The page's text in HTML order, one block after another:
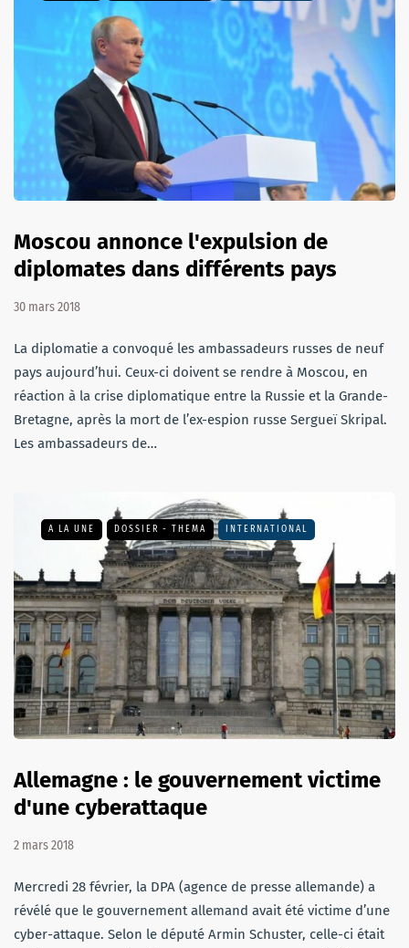
Moscou annonce l'expulsion de
diplomates dans différents pays
30 mars 2018
La diplomatie a convoqué les ambassadeurs russes de neuf
pays aujourd’hui. Ceux-ci doivent se rendre à Moscou, en
réaction à la crise diplomatique entre la Russie et la Grande-
Bretagne, après la mort de l’ex-espion russe Sergueï Skripal.
Les ambassadeurs de…
A LA UNE DOSSIER - THEMA INTERNATIONAL
Allemagne : le gouvernement victime
d'une cyberattaque
2 mars 2018
Mercredi 28 février, la DPA (agence de presse allemande) a
révélé que le gouvernement allemand avait été victime d’une
cyber-attaque. Selon le député Armin Schuster, celle-ci était